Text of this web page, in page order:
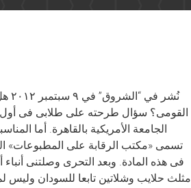
القومى؟ سؤال طرحته على طلابى فى أول
الجامعة الأمريكية بالقاهرة. أما
تسمى «مكتب الرقابة على المطبوعات»
فى هذه المادة. وبعد التحرى وصلتنى
مثلث حلايب وشلاتين تابعا للسودان وليس